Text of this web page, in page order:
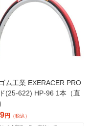
ム工業 EXERACER PRO
(25-622) HP-96 1本（直
円 （税込）